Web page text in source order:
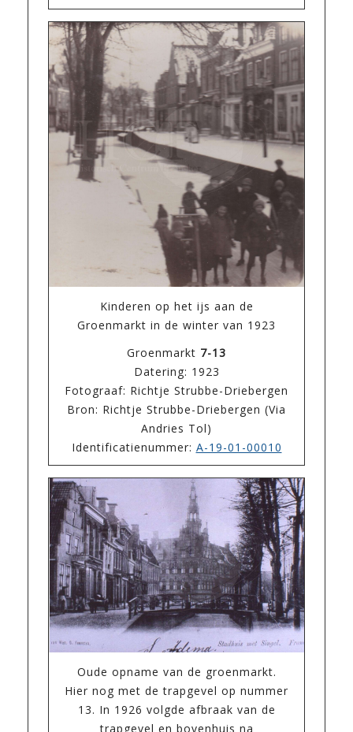
Kinderen op het ijs aan de
Groenmarkt in de winter van 1923
Groenmarkt 7-13
Datering: 1923
Fotograaf: Richtje Strubbe-Driebergen
Bron: Richtje Strubbe-Driebergen (Via
Andries Tol)
Identificatienummer: A-19-01-00010
Oude opname van de groenmarkt.
Hier nog met de trapgevel op nummer
13. In 1926 volgde afbraak van de
trapgevel en bovenhuis na